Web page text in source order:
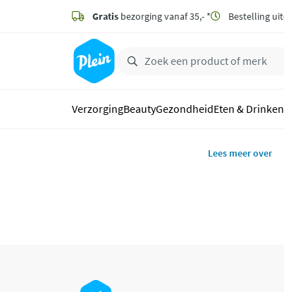
zoeken
hoofdinhoud
Gratis bezorging vanaf 35,- * Bestelling
VerzorgingBeautyGezondheidEten & Drinken
Lees meer over